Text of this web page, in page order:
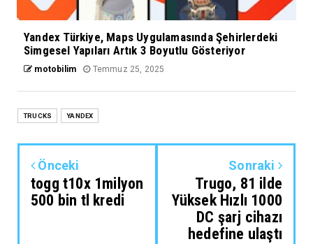
Yandex Türkiye, Maps Uygulamasında Şehirlerdeki
Simgesel Yapıları Artık 3 Boyutlu Gösteriyor
motobilim Temmuz 25, 2025
TRUCKS YANDEX
Önceki
togg t10x 1milyon
500 bin tl kredi
Sonraki
Trugo, 81 ilde
Yüksek Hızlı 1000
DC şarj cihazı
hedefine ulaştı